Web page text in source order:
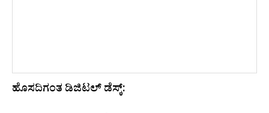
ಹೊಸದಿಗಂತ ಡಿಜಿಟಲ್ ಡೆಸ್ಕ್: